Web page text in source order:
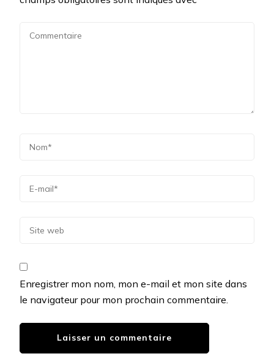
Enregistrer mon nom, mon e-mail et mon site dans
le navigateur pour mon prochain commentaire.